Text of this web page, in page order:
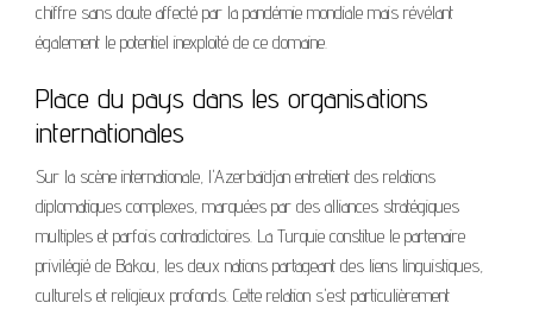
chiffre sans doute affecté par la pandémie mondiale mais révélant
également le potentiel inexploité de ce domaine.
Place du pays dans les organisations
internationales
Sur la scène internationale, l'Azerbaïdjan entretient des relations
diplomatiques complexes, marquées par des alliances stratégiques
multiples et parfois contradictoires. La Turquie constitue le partenaire
privilégié de Bakou, les deux nations partageant des liens linguistiques,
culturels et religieux profonds. Cette relation s'est particulièrement